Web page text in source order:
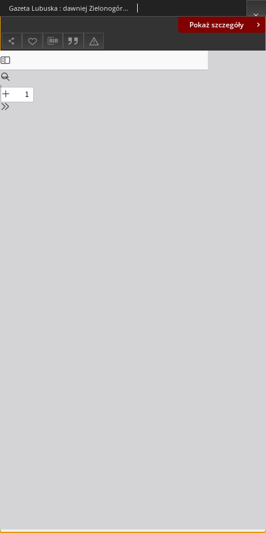
Pokaż szczegóły
Gazeta Lubuska : dawniej Zielonogórska-Gorzowska R. XLII [właśc. XLIII], nr 58 (10 marca 1994). - Wyd. 1